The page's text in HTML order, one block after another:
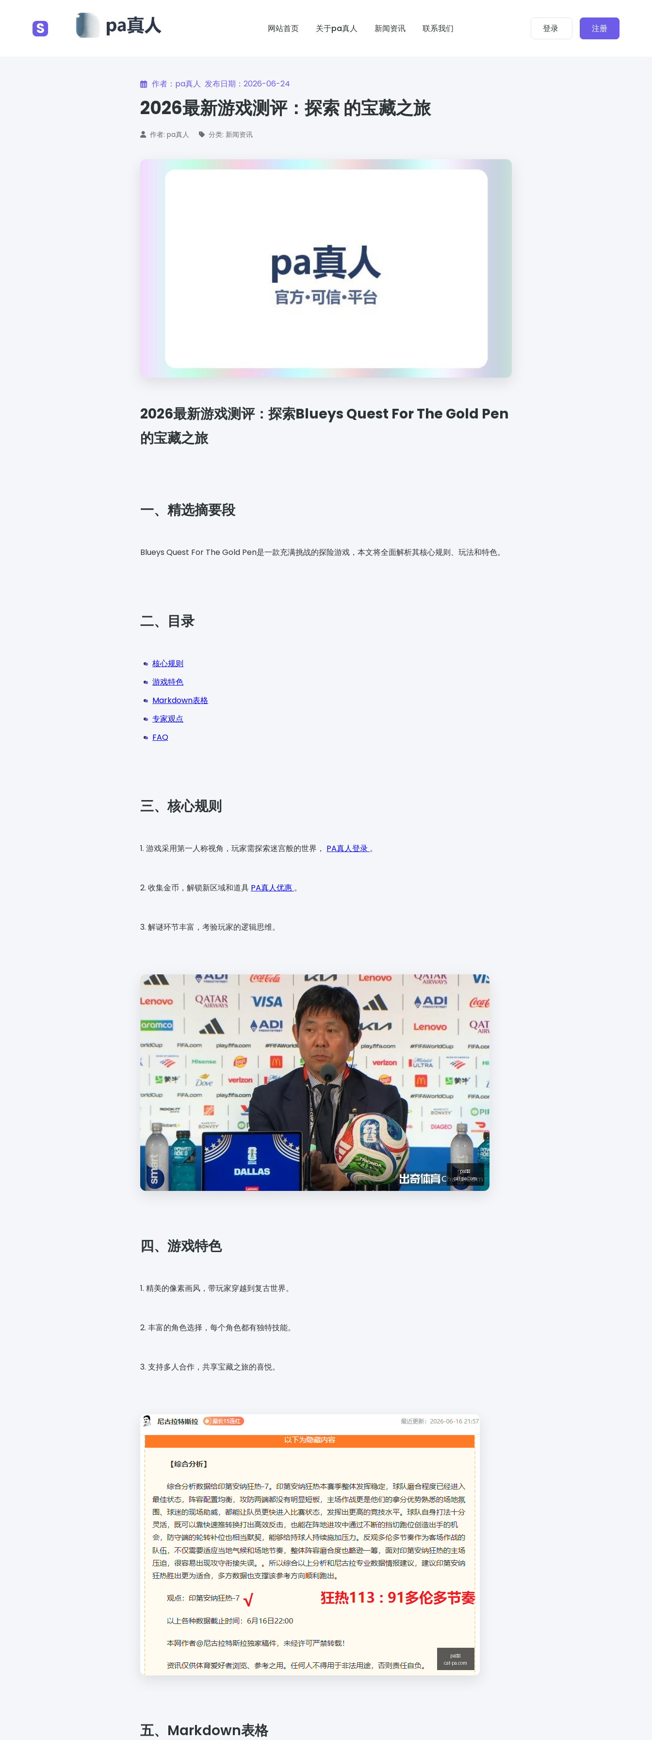
S 网站首页 关于pa真人 新闻资讯 联系我们 登录 注册
作者：pa真人 发布日期：2026-06-24
2026最新游戏测评：探索 的宝藏之旅
作者: pa真人 分类: 新闻资讯
2026最新游戏测评：探索Blueys Quest For The Gold Pen
的宝藏之旅
一、精选摘要段
Blueys Quest For The Gold Pen是一款充满挑战的探险游戏，本文将全面解析其核心规则、玩法和特色。
二、目录
核心规则
游戏特色
Markdown表格
专家观点
FAQ
三、核心规则
1. 游戏采用第一人称视角，玩家需探索迷宫般的世界， PA真人登录 。
2. 收集金币，解锁新区域和道具 PA真人优惠 。
3. 解谜环节丰富，考验玩家的逻辑思维。
四、游戏特色
1. 精美的像素画风，带玩家穿越到复古世界。
2. 丰富的角色选择，每个角色都有独特技能。
3. 支持多人合作，共享宝藏之旅的喜悦。
五、Markdown表格